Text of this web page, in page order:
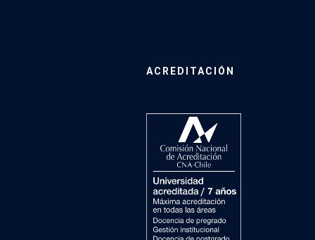
ACREDITACIÓN